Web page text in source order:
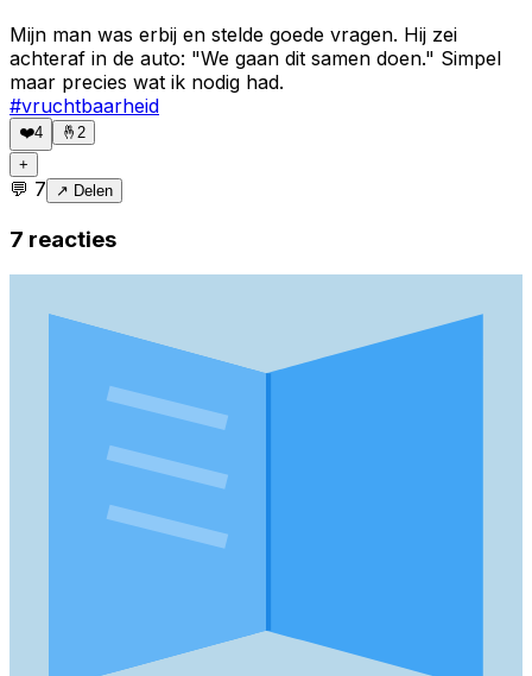
Mijn man was erbij en stelde goede vragen. Hij zei
achteraf in de auto: "We gaan dit samen doen." Simpel
maar precies wat ik nodig had.
#vruchtbaarheid
❤️4 🤞 2
+
💬 7 ↗ Delen
7 reacties